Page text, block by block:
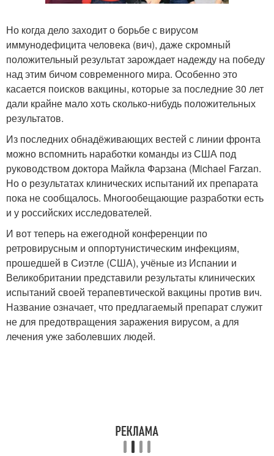
Но когда дело заходит о борьбе с вирусом
иммунодефицита человека (вич), даже скромный
положительный результат зарождает надежду на победу
над этим бичом современного мира. Особенно это
касается поисков вакцины, которые за последние 30 лет
дали крайне мало хоть сколько-нибудь положительных
результатов.
Из последних обнадёживающих вестей с линии фронта
можно вспомнить наработки команды из США под
руководством доктора Майкла Фарзана (Michael Farzan.
Но о результатах клинических испытаний их препарата
пока не сообщалось. Многообещающие разработки есть
и у российских исследователей.
И вот теперь на ежегодной конференции по
ретровирусным и оппортунистическим инфекциям,
прошедшей в Сиэтле (США), учёные из Испании и
Великобритании представили результаты клинических
испытаний своей терапевтической вакцины против вич.
Название означает, что предлагаемый препарат служит
не для предотвращения заражения вирусом, а для
лечения уже заболевших людей.